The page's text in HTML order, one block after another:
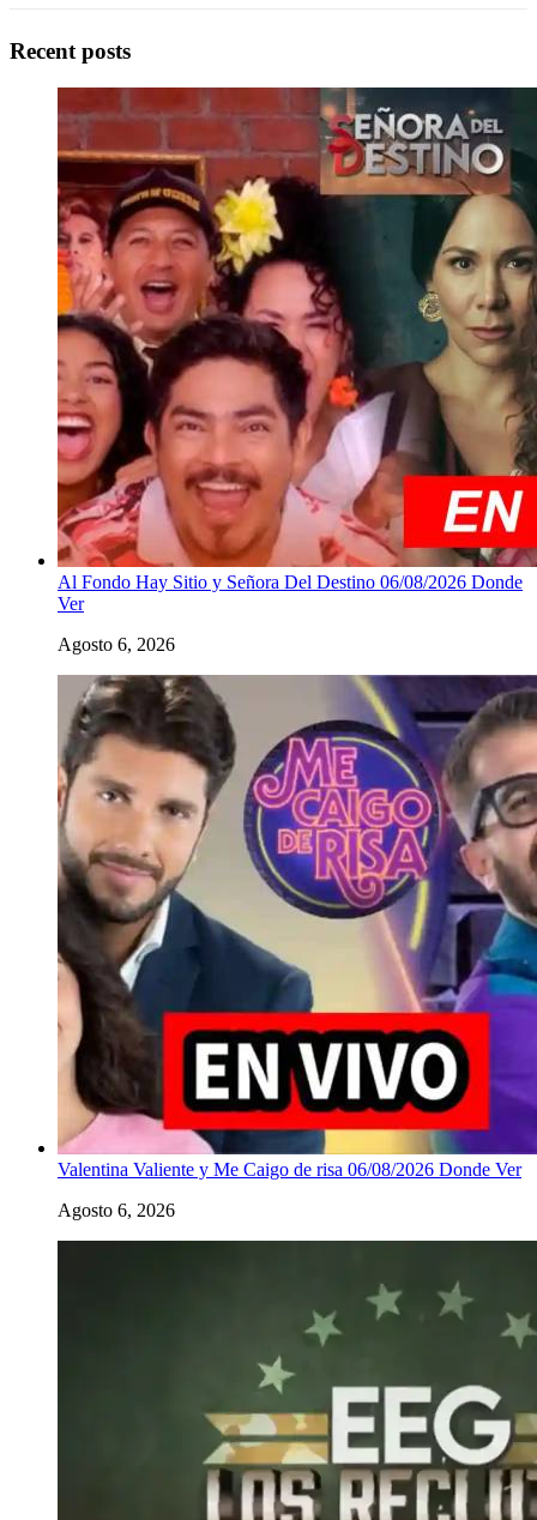
Recent posts
Al Fondo Hay Sitio y Señora Del Destino 06/08/2026 Donde
Ver
Agosto 6, 2026
Valentina Valiente y Me Caigo de risa 06/08/2026 Donde Ver
Agosto 6, 2026